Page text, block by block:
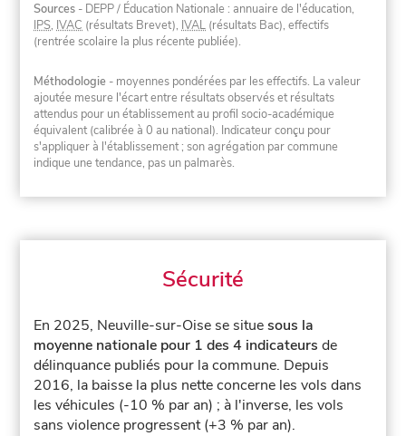
Sources - DEPP / Éducation Nationale : annuaire de l'éducation,
IPS, IVAC (résultats Brevet), IVAL (résultats Bac), effectifs
(rentrée scolaire la plus récente publiée).
Méthodologie - moyennes pondérées par les effectifs. La valeur
ajoutée mesure l'écart entre résultats observés et résultats
attendus pour un établissement au profil socio-académique
équivalent (calibrée à 0 au national). Indicateur conçu pour
s'appliquer à l'établissement ; son agrégation par commune
indique une tendance, pas un palmarès.
Sécurité
En 2025, Neuville-sur-Oise se situesous la
moyenne nationale pour 1 des 4 indicateurs de
délinquance publiés pour la commune. Depuis
2016, la baisse la plus nette concerne les vols dans
les véhicules (-10 % par an) ; à l'inverse, les vols
sans violence progressent (+3 % par an).